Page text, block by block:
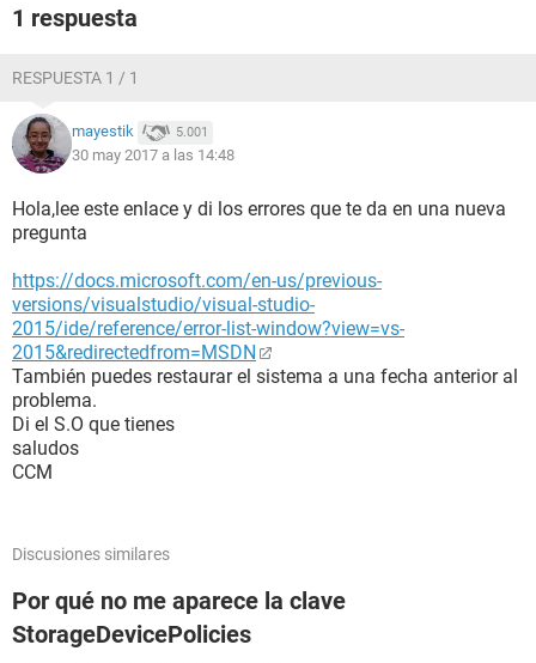
1 respuesta
RESPUESTA 1 / 1
mayestik 5.001
30 may 2017 a las 14:48
Hola,lee este enlace y di los errores que te da en una nueva
pregunta
https://docs.microsoft.com/en-us/previous-
versions/visualstudio/visual-studio-
2015/ide/reference/error-list-window?view=vs-
2015&redirectedfrom=MSDN
También puedes restaurar el sistema a una fecha anterior al
problema.
Di el S.O que tienes
saludos
CCM
Discusiones similares
Por qué no me aparece la clave
StorageDevicePolicies